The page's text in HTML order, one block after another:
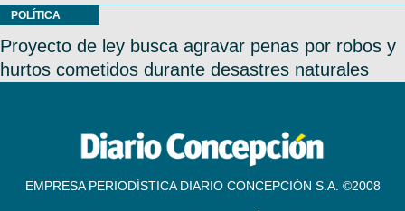
POLÍTICA
Proyecto de ley busca agravar penas por robos y
hurtos cometidos durante desastres naturales
EMPRESA PERIODÍSTICA DIARIO CONCEPCIÓN S.A. ©2008